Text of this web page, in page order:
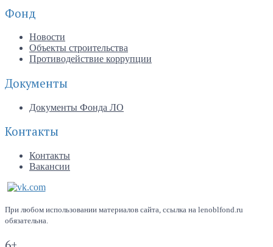
Фонд
Новости
Объекты строительства
Противодействие коррупции
Документы
Документы Фонда ЛО
Контакты
Контакты
Вакансии
При любом использовании материалов сайта, ссылка на lenoblfond.ru
обязательна.